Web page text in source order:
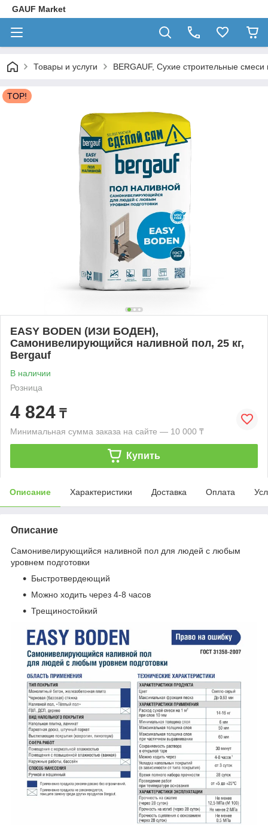
GAUF Market
Товары и услуги BERGAUF, Сухие строительные
TOP!
EASY BODEN (ИЗИ БОДЕН),
Cамонивелирующийся наливной пол, 25 кг,
Bergauf
В наличии
Розница
4 824 ₸
Минимальная сумма заказа на сайте — 10 000 ₸
Купить
Описание Характеристики Доставка Оплата
Описание
Cамонивелирующийся наливной пол для людей с любым
уровнем подготовки
Быстротвердеющий
Можно ходить через 4-8 часов
Трещиностойкий